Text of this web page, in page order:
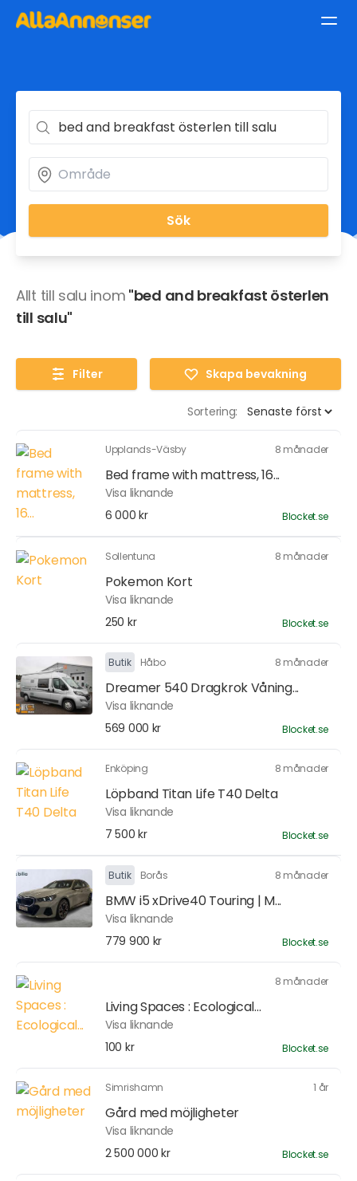
Sök
Allt till salu inom "bed and breakfast österlen
till salu"
Filter Skapa bevakning
Sortering:
Upplands-Väsby 8 månader
Bed frame with mattress, 16...
Visa liknande
6 000 kr
Blocket.se
Sollentuna 8 månader
Pokemon Kort
Visa liknande
250 kr
Blocket.se
Butik Håbo 8 månader
Dreamer 540 Dragkrok Våning...
Visa liknande
569 000 kr
Blocket.se
Enköping 8 månader
Löpband Titan Life T40 Delta
Visa liknande
7 500 kr
Blocket.se
Butik Borås 8 månader
BMW i5 xDrive40 Touring | M...
Visa liknande
779 900 kr
Blocket.se
8 månader
Living Spaces : Ecological...
Visa liknande
100 kr
Blocket.se
Simrishamn 1 år
Gård med möjligheter
Visa liknande
2 500 000 kr
Blocket.se